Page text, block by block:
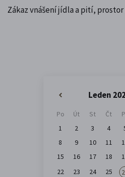
Zákaz vnášení jídla a pití,
Leden
Po Út St Čt
1
2 3 4
8
9 10 11
15
16 17 18
22
23 24 25